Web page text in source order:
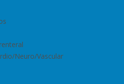
Neuro/Vascular